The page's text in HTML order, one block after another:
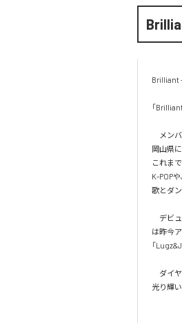
Brilliant
「
メンバ
岡山県
これま
K-POP
歌とダ
デビュ
は昨今
「
ダイヤ
光り輝